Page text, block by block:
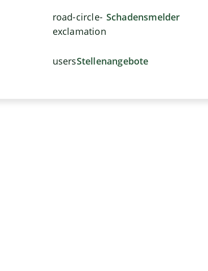
road-circle-
exclamation
Schadensmelder
usersStellenangebote